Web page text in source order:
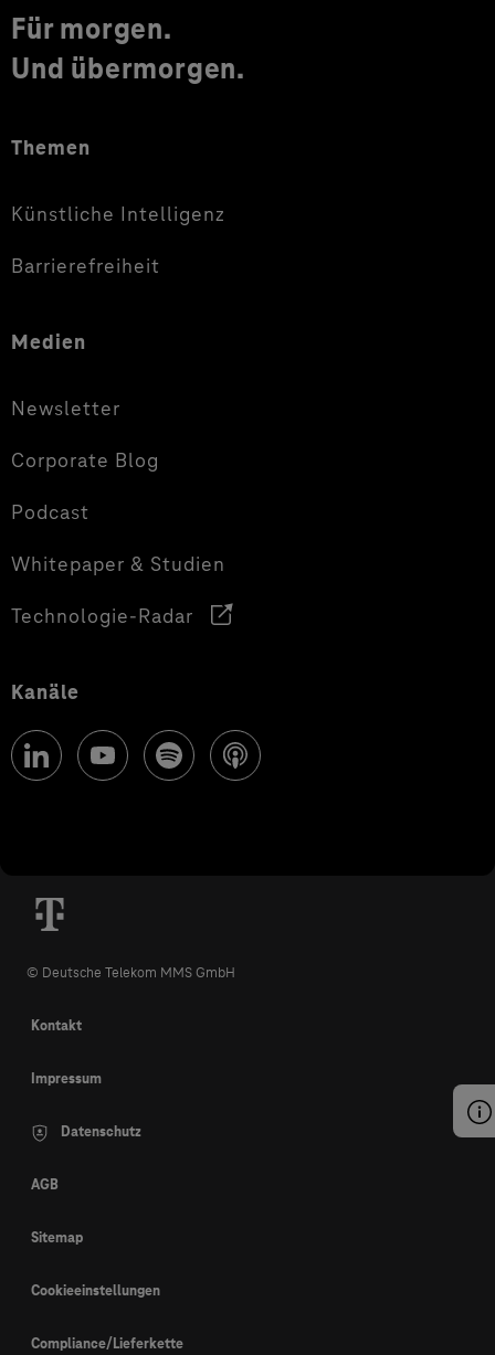
Für morgen.
Und übermorgen.
Themen
Künstliche Intelligenz
Barrierefreiheit
Medien
Newsletter
Corporate Blog
Podcast
Whitepaper & Studien
Technologie-Radar
Kanäle
© Deutsche Telekom MMS GmbH
Kontakt
Impressum
Datenschutz
AGB
Sitemap
Cookieeinstellungen
Compliance/Lieferkette